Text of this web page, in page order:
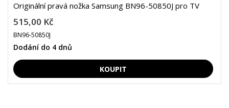
Originální pravá nožka Samsung BN96-50850J pro TV
515,00 Kč
BN96-50850J
Dodání do 4 dnů